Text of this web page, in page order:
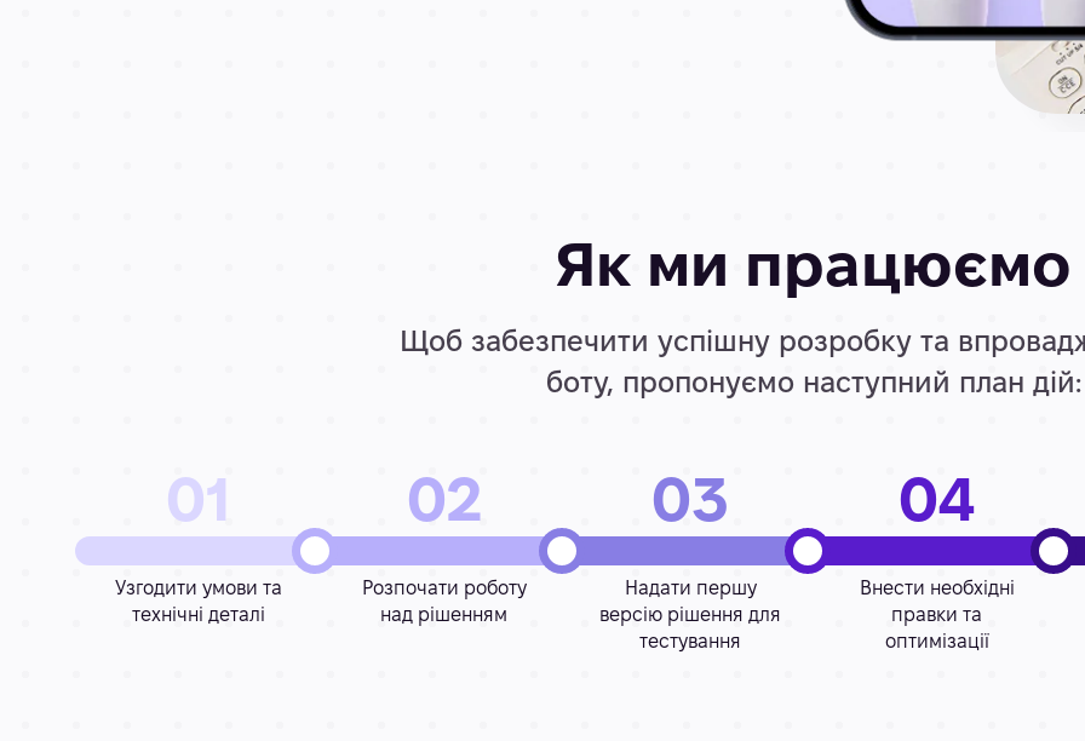
Як ми працюємо
Щоб забезпечити успішну розробку та
боту, пропонуємо наступний план дій:
01 02 03 04
Узгодити умови та
технічні деталі
Розпочати роботу
над рішенням
Надати першу
версію рішення для
тестування
Внести необхідні
правки та
оптимізації